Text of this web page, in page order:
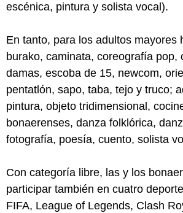
escénica, pintura y solista vocal).
En tanto, para los adultos mayores
burako, caminata, coreografía pop,
damas, escoba de 15, newcom,
pentatlón, sapo, taba, tejo y truco;
pintura, objeto tridimensional,
bonaerenses, danza folklórica,
fotografía, poesía, cuento, solista
Con categoría libre, las y los
participar también en cuatro
FIFA, League of Legends, Clash